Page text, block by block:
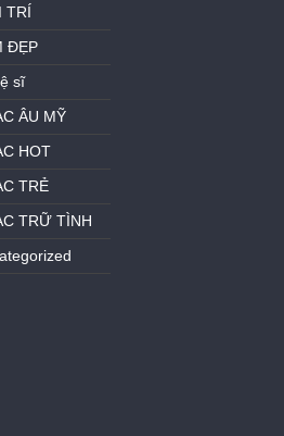
TRÍ
ĐẸP
sĩ
ÂU MỸ
HOT
TRẺ
TRỮ TÌNH